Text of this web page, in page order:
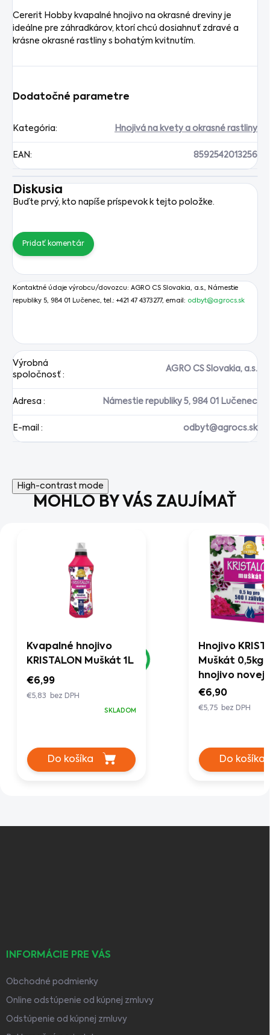
Cererit Hobby kvapalné hnojivo na okrasné dreviny je
ideálne pre záhradkárov, ktorí chcú dosiahnuť zdravé a
krásne okrasné rastliny s bohatým kvitnutím.
Dodatočné parametre
Kategória: Hnojivá na kvety a okrasné rastliny
EAN: 8592542013256
Diskusia
Buďte prvý, kto napíše príspevok k tejto položke.
Pridať komentár
Kontaktné údaje výrobcu/dovozcu: AGRO CS Slovakia, a.s., Námestie
republiky 5, 984 01 Lučenec, tel.:+421 47 4373277, email: odbyt@agrocs.sk
Výrobná
spoločnosť :
AGRO CS Slovakia, a.s.
Adresa : Námestie republiky 5, 984 01 Lučenec
E-mail : odbyt@agrocs.sk
High-contrast mode
MOHLO BY VÁS ZAUJÍMAŤ
Kvapalné hnojivo
KRISTALON Muškát 1L
€6,99
€5,83 bez DPH
SKLADOM
Do košíka
Hnojivo
Muškát 0,5kg
hnojivo novej
generácie
€6,90
€5,75 bez DPH
Do košíka
INFORMÁCIE PRE VÁS
Obchodné podmienky
Online odstúpenie od kúpnej zmluvy
Odstúpenie od kúpnej zmluvy